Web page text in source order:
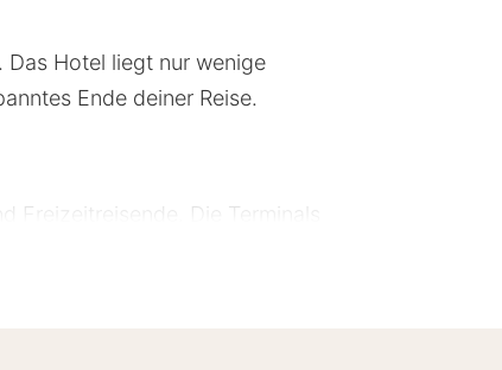
Das Hotel liegt nur wenige
Ende deiner Reise.
Die Terminals
Ausgangspunkt, um